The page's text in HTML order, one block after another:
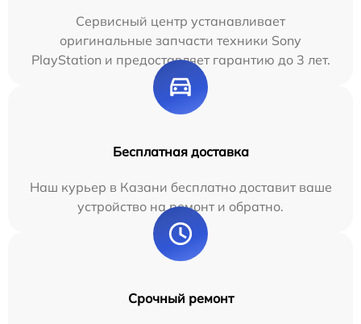
Сервисный центр устанавливает
оригинальные запчасти техники Sony
PlayStation и предоставляет гарантию до 3 лет.
Бесплатная доставка
Наш курьер в Казани бесплатно доставит ваше
устройство на ремонт и обратно.
Срочный ремонт